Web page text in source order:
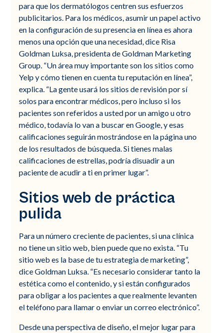
para que los dermatólogos centren sus esfuerzos
publicitarios. Para los médicos, asumir un papel activo
en la configuración de su presencia en línea es ahora
menos una opción que una necesidad, dice Risa
Goldman Luksa, presidenta de Goldman Marketing
Group. “Un área muy importante son los sitios como
Yelp y cómo tienen en cuenta tu reputación en línea”,
explica. “La gente usará los sitios de revisión por sí
solos para encontrar médicos, pero incluso si los
pacientes son referidos a usted por un amigo u otro
médico, todavía lo van a buscar en Google, y esas
calificaciones seguirán mostrándose en la página uno
de los resultados de búsqueda. Si tienes malas
calificaciones de estrellas, podría disuadir a un
paciente de acudir a ti en primer lugar”.
Sitios web de práctica
pulida
Para un número creciente de pacientes, si una clínica
no tiene un sitio web, bien puede que no exista. “Tu
sitio web es la base de tu estrategia de marketing”,
dice Goldman Luksa. “Es necesario considerar tanto la
estética como el contenido, y si están configurados
para obligar a los pacientes a que realmente levanten
el teléfono para llamar o enviar un correo electrónico”.
Desde una perspectiva de diseño, el mejor lugar para